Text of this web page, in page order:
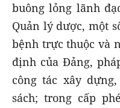
buông lỏng lãnh
Quản lý dược, một
bệnh trực thuộc và
định của Đảng,
công tác xây
sách; trong cấp